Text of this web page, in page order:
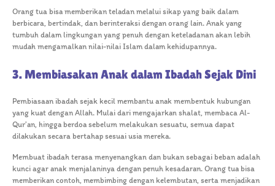
Orang tua bisa memberikan teladan melalui sikap yang baik dalam
berbicara, bertindak, dan berinteraksi dengan orang lain. Anak yang
tumbuh dalam lingkungan yang penuh dengan keteladanan akan lebih
mudah mengamalkan nilai-nilai Islam dalam kehidupannya.
3. Membiasakan Anak dalam Ibadah Sejak Dini
Pembiasaan ibadah sejak kecil membantu anak membentuk hubungan
yang kuat dengan Allah. Mulai dari mengajarkan shalat, membaca Al-
Qur’an, hingga berdoa sebelum melakukan sesuatu, semua dapat
dilakukan secara bertahap sesuai usia mereka.
Membuat ibadah terasa menyenangkan dan bukan sebagai beban adalah
kunci agar anak menjalaninya dengan penuh kesadaran. Orang tua bisa
memberikan contoh, membimbing dengan kelembutan, serta menjadikan